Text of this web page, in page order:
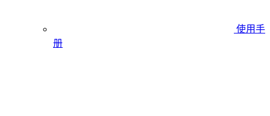
使用手
册